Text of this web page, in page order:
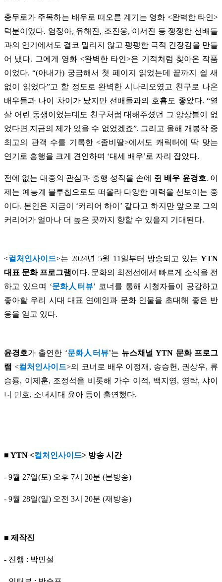
충무로가 주목하는 배우로 떠오른 계기는 영화 <완벽한 타인>
덕분이었다. 염정아, 유해진, 조진웅, 이서진 등 쟁쟁한 선배들
과의 연기에서도 결코 밀리지 않고 팽팽한 극적 긴장감을 만들
어 냈다. 그에게 영화 <완벽한 타인>은 기적처럼 찾아온 작품
이었다. “(아내가) 궁금해서 첫 페이지 읽었는데 끝까지 쉴 새
없이 읽었다”고 할 정도로 완벽한 시나리오였고 친구로 나온
배우들과 나이 차이가 났지만 선배들과의 호흡도 좋았다. “열
살 어린 동생이었는데도 친구처럼 대해주셨던 그 앙상블이 없
었다면 지금의 제가 있을 수 없었겠죠”. 그리고 올해 개봉작 중
최고의 관객 수를 기록한 <좀비딸>에서도 캐릭터에 딱 맞는
연기로 흥행을 크게 견인하며 ‘대세 배우’로 자리 잡았다.
전에 없는 대중의 관심과 흥행 성적을 손에 쥔 배우 윤경호. 이
제는 예능계 블루칩으로도 떠올라 다양한 매력을 선보이는 중
이다. 본인은 지금이 ‘커리어 하이’ 같다고 하지만 앞으로 그의
커리어가 얼마나 더 높은 곳까지 향할 수 있을지 기대된다.
<컬처인사이드>는 2024년 5월 11일부터 방송되고 있는 YTN
대표 문화 프로그램이다. 문화의 최전선에서 빠르게 소식을 전
하고 있으며 ‘문화人터뷰’ 코너를 통해 시청자들이 공감하고
좋아할 우리 시대 대표 연예인과 문화 인물을 초대해 좋은 반
응을 얻고 있다.
윤경호가 출연한 ‘문화人터뷰’는 뉴스채널 YTN 문화 프로그
램 <컬처인사이드>의 코너로 배우 이정재, 송승헌, 권상우, 류
승룡, 이제훈, 조정석을 비롯해 가수 이적, 백지영, 영탁, 샤이
니 민호, 소녀시대 윤아 등이 출연했다.
■ YTN <컬처인사이드> 방송 시간
- 9월 27일(토) 오후 7시 20분 (본방송)
- 9월 28일(일) 오전 3시 20분 (재방송)
■ 제작진
- 진행 : 박민설